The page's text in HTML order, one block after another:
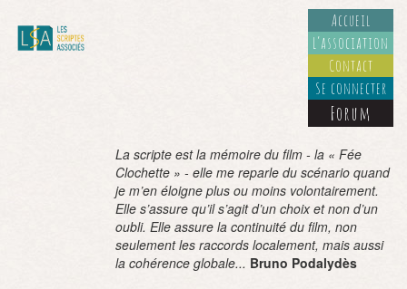
Accueil
L’association
Contact
Se connecter
Forum
La scripte est la mémoire du film - la « Fée
Clochette » - elle me reparle du scénario quand
je m’en éloigne plus ou moins volontairement.
Elle s’assure qu’il s’agit d’un choix et non d’un
oubli. Elle assure la continuité du film, non
seulement les raccords localement, mais aussi
la cohérence globale... Bruno Podalydès